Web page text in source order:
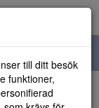
till ditt besök
funktioner,